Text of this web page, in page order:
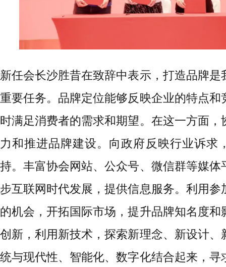
新任会长沙胜昔在致辞中表示，打造品牌是
重要任务。品牌定位能够反映企业的特点和
时满足消费者的需求和期望。在这一方面，
力和推进品牌建设。向政府反映行业诉求
持。丰富协会网站、公众号、微信群等媒体
步互联网时代发展，提供信息服务。利用参
的机会，开拓国际市场，提升品牌知名度和
创新，利用新技术，探索新理念、新设计、
统与现代性、智能化、数字化结合起来，寻